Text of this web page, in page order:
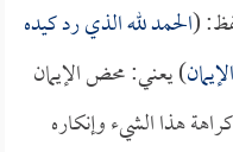
(الحمد لله الذي رد كيده
) يعني: محض الإيمان
هذا الشيء وإنكاره